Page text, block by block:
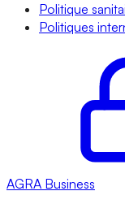
Politique
Politiques
AGRA Business